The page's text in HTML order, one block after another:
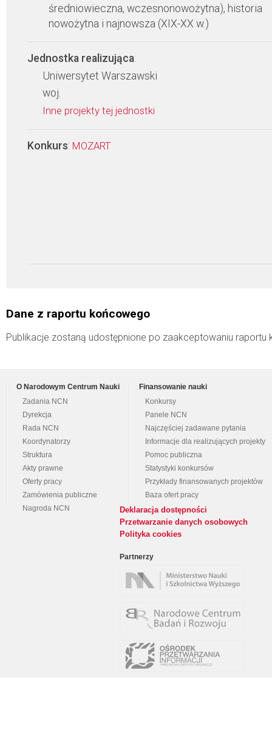
średniowieczna, wczesnonowożytna), historia
nowożytna i najnowsza (XIX-XX w.)
Jednostka realizująca:
Uniwersytet Warszawski
woj.
Inne projekty tej jednostki
Konkurs: MOZART
Dane z raportu końcowego
Publikacje zostaną udostępnione po zaakceptowaniu raportu
O Narodowym Centrum Nauki
Zadania NCN
Dyrekcja
Rada NCN
Koordynatorzy
Struktura
Akty prawne
Oferty pracy
Zamówienia publiczne
Nagroda NCN
Finansowanie nauki
Konkursy
Panele NCN
Najczęściej zadawane pytania
Informacje dla realizujących projekty
Pomoc publiczna
Statystyki konkursów
Przykłady finansowanych projektów
Baza ofert pracy
Deklaracja dostępności
Przetwarzanie danych osobowych
Polityka cookies
Partnerzy